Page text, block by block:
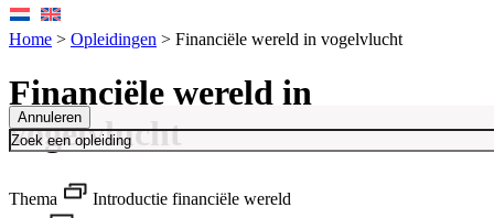
Annuleren
Home > Opleidingen > Financiële wereld in vogelvlucht
Financiële wereld in
vogelvlucht
Thema
Introductie financiële wereld